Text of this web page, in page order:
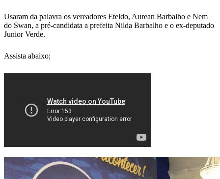
Usaram da palavra os vereadores Eteldo, Aurean Barbalho e Nem
do Swan, a pré-candidata a prefeita Nilda Barbalho e o ex-deputado
Junior Verde.
Assista abaixo;